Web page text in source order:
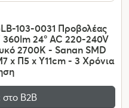
103-0031 Προβολέας
24° AC 220-240V
2700K - Sanan SMD
x Π5 x Υ11cm - 3 Χρόνια
στο Β2Β